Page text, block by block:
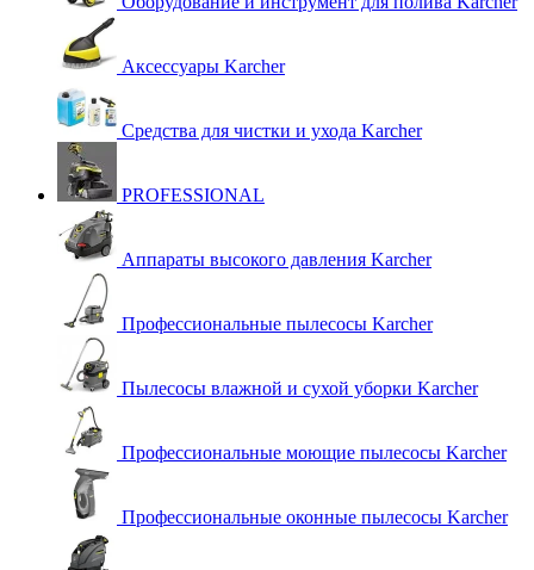
Аксессуары Karcher
Средства для чистки и ухода Karcher
PROFESSIONAL
Аппараты высокого давления Karcher
Профессиональные пылесосы Karcher
Пылесосы влажной и сухой уборки Karcher
Профессиональные моющие пылесосы Karcher
Профессиональные оконные пылесосы Karcher